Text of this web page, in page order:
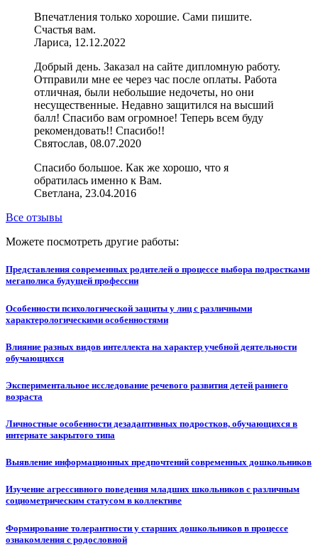
Впечатления только хорошие. Сами пишите.
Счастья вам.
Лариса, 12.12.2022
Добрый день. Заказал на сайте дипломную работу.
Отправили мне ее через час после оплаты. Работа
отличная, были небольшие недочеты, но они
несущественные. Недавно защитился на высший
балл! Спасибо вам огромное! Теперь всем буду
рекомендовать!! Спасибо!!
Святослав, 08.07.2020
Спасибо большое. Как же хорошо, что я
обратилась именно к Вам.
Светлана, 23.04.2016
Все отзывы
Можете посмотреть другие работы:
Представления современных родителей о процессе выбора подростками
мегаполиса будущей профессии
Особенности психологической защиты у лиц с различными
характерологическими особенностями
Влияние разных видов интеллекта на характер учебной деятельности
обучающихся
Экспериментальное исследование речевого развития детей раннего
возраста
Личностные особенности дезадаптивных подростков, обучающихся в
интернате закрытого типа
Выявление информационных предпочтений современных дошкольников
Изучение агрессивного поведения младших школьников с различным
социометрическим статусом в коллективе
Формирование толерантности у старших дошкольников в процессе
ознакомления с родословной